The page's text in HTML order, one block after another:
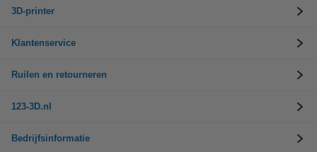
3D-printer
Klantenservice
Ruilen en retourneren
123-3D.nl
Bedrijfsinformatie